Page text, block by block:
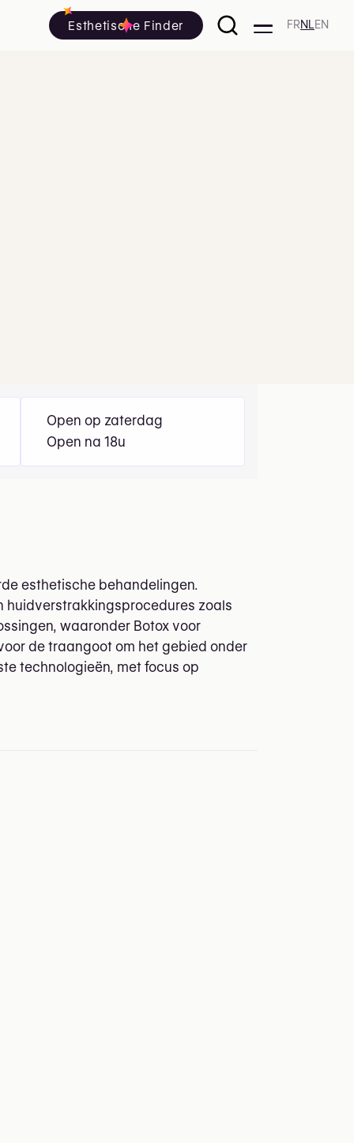
Esthetische Finder FRNL EN
Open op zaterdag
Open na 18u
esthetische behandelingen.
huidverstrakkingsprocedures zoals
waaronder Botox voor
de traangoot om het gebied onder
technologieën, met focus op